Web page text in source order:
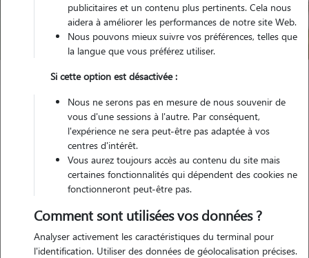
Trouver mon Pet Sitter
Douvres-la-Délivrande
Nos promeneurs et familles d'accueil
à Douvres-la-Délivrande (14440)
publicitaires et un contenu plus pertinents. Cela nous
aidera à améliorer les performances de notre site Web.
Nous pouvons mieux suivre vos préférences, telles que
la langue que vous préférez utiliser.
Si cette option est désactivée :
Nous ne serons pas en mesure de nous souvenir de
vous d'une sessions à l'autre. Par conséquent,
l'expérience ne sera peut-être pas adaptée à vos
centres d'intérêt.
Vous aurez toujours accès au contenu du site mais
certaines fonctionnalités qui dépendent des cookies ne
fonctionneront peut-être pas.
Comment sont utilisées vos données ?
Analyser activement les caractéristiques du terminal pour
l'identification. Utiliser des données de géolocalisation précises.